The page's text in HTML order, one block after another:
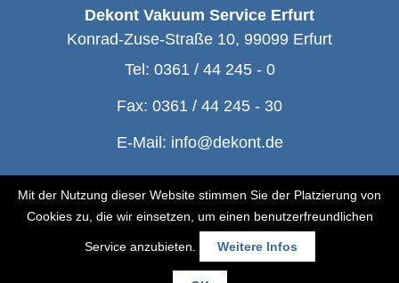
Mit der Nutzung dieser Website stimmen Sie der Platzierung von
Cookies zu, die wir einsetzen, um einen benutzerfreundlichen
Service anzubieten. Weitere Infos
Dekont Vakuum Service Erfurt
Konrad-Zuse-Straße 10, 99099 Erfurt
Tel: 0361 / 44 245 - 0
Fax: 0361 / 44 245 - 30
E-Mail: info@dekont.de
© Dekont 1991 - 2026